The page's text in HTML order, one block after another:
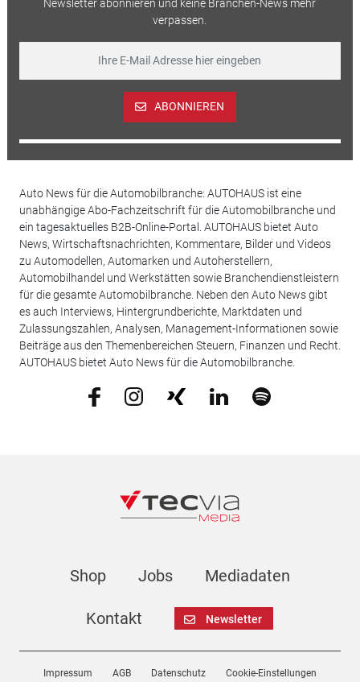
Newsletter abonnieren und keine Branchen-News mehr
verpassen.
ABONNIEREN
Auto News für die Automobilbranche: AUTOHAUS ist eine
unabhängige Abo-Fachzeitschrift für die Automobilbranche und
ein tagesaktuelles B2B-Online-Portal. AUTOHAUS bietet Auto
News, Wirtschaftsnachrichten, Kommentare, Bilder und Videos
zu Automodellen, Automarken und Autoherstellern,
Automobilhandel und Werkstätten sowie Branchendienstleistern
für die gesamte Automobilbranche. Neben den Auto News gibt
es auch Interviews, Hintergrundberichte, Marktdaten und
Zulassungszahlen, Analysen, Management-Informationen sowie
Beiträge aus den Themenbereichen Steuern, Finanzen und Recht.
AUTOHAUS bietet Auto News für die Automobilbranche.
Shop Jobs Mediadaten
Kontakt Newsletter
Impressum AGB Datenschutz Cookie-Einstellungen